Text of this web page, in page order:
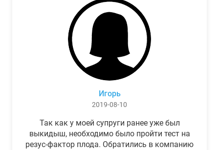
Игорь
2019-08-10
Так как у моей супруги ранее уже был
выкидыш, необходимо было пройти тест на
резус-фактор плода. Обратились в компанию